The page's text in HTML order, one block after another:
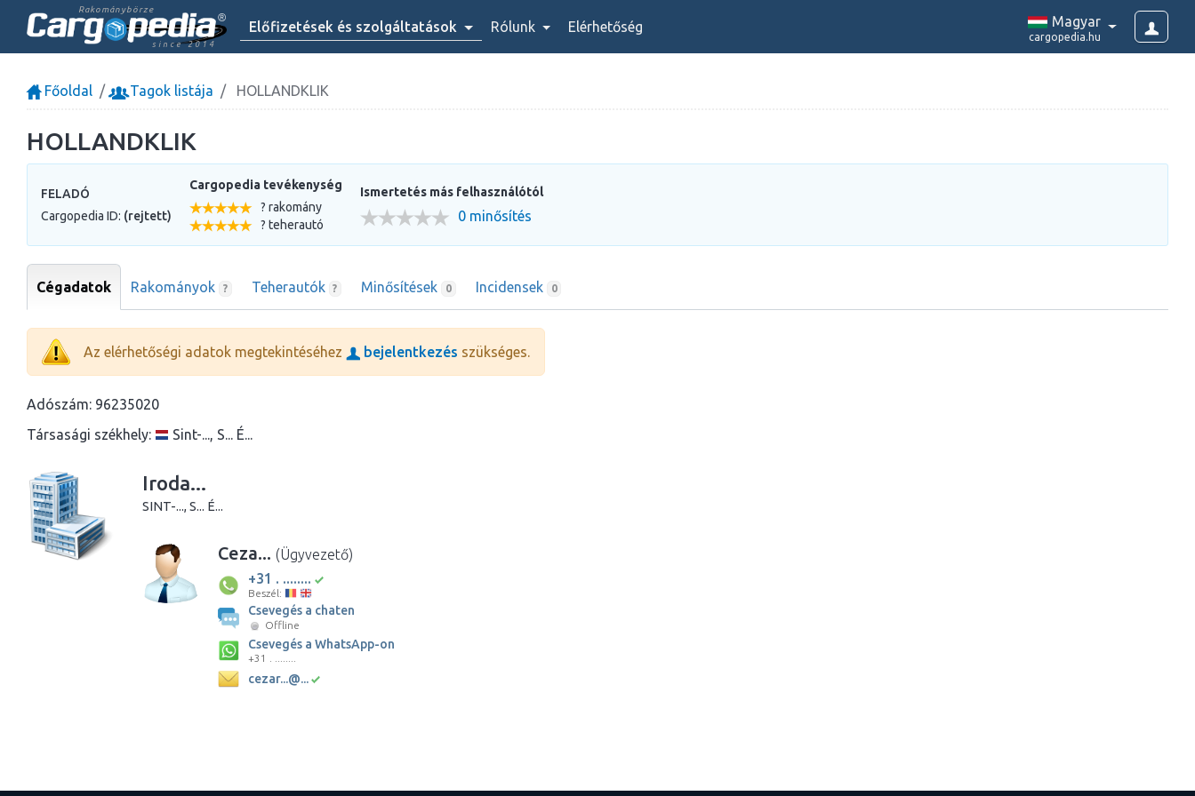
Rakománybörze
since 2014
Előfizetések és szolgáltatások Rólunk Elérhetőség Magyar
cargopedia.hu
Főoldal Tagok listája HOLLANDKLIK
HOLLANDKLIK
FELADÓ
Cargopedia ID: (rejtett)
Cargopedia tevékenység
? rakomány
? teherautó
Ismertetés más felhasználótól
0 minősítés
Cégadatok Rakományok ? Teherautók ? Minősítések 0 Incidensek 0
Az elérhetőségi adatok megtekintéséhez bejelentkezés szükséges.
Adószám: 96235020
Társasági székhely:
Sint-..., S... É...
Iroda...
SINT-..., S... É...
Ceza... (Ügyvezető)
+31 . ........
Beszél:
Csevegés a chaten
Offline
Csevegés a WhatsApp-on
+31 . ........
cezar...@...